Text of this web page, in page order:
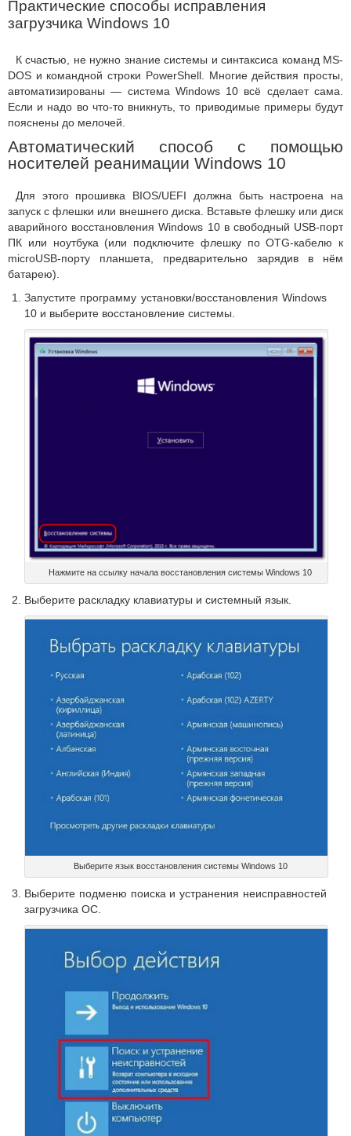
Практические способы исправления
загрузчика Windows 10
К счастью, не нужно знание системы и синтаксиса команд MS-
DOS и командной строки PowerShell. Многие действия просты,
автоматизированы — система Windows 10 всё сделает сама.
Если и надо во что-то вникнуть, то приводимые примеры будут
пояснены до мелочей.
Автоматический способ с помощью
носителей реанимации Windows 10
Для этого прошивка BIOS/UEFI должна быть настроена на
запуск с флешки или внешнего диска. Вставьте флешку или диск
аварийного восстановления Windows 10 в свободный USB-порт
ПК или ноутбука (или подключите флешку по OTG-кабелю к
microUSB-порту планшета, предварительно зарядив в нём
батарею).
Запустите программу установки/восстановления Windows
10 и выберите восстановление системы.
Нажмите на ссылку начала восстановления системы Windows 10
Выберите раскладку клавиатуры и системный язык.
Выберите язык восстановления системы Windows 10
Выберите подменю поиска и устранения неисправностей
загрузчика ОС.